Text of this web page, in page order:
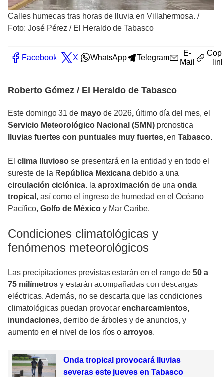
Calles humedas tras horas de lluvia en Villahermosa. /
Foto: José Pérez / El Heraldo de Tabasco
Facebook X WhatsApp Telegram
E-
Mail
Roberto Gómez / El Heraldo de Tabasco
Este domingo 31 de mayo de 2026, último día del mes, el
Servicio Meteorológico Nacional (SMN) pronostica
lluvias fuertes con puntuales muy fuertes, en Tabasco.
El clima lluvioso se presentará en la entidad y en todo el
sureste de la República Mexicana debido a una
circulación ciclónica, la aproximación de una onda
tropical , así como el ingreso de humedad en el Océano
Pacífico, Golfo de México y Mar Caribe.
Condiciones climatológicas y
fenómenos meteorológicos
Las precipitaciones previstas estarán en el rango de 50 a
75 milímetros y estarán acompañadas con descargas
eléctricas. Además, no se descarta que las condiciones
climatológicas puedan provocar encharcamientos,
inundaciones, derribo de árboles y de anuncios, y
aumento en el nivel de los ríos o arroyos.
Onda tropical provocará lluvias
severas este jueves en Tabasco